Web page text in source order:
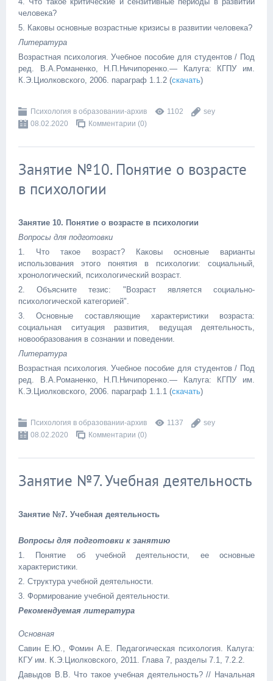
человека?
5. Каковы основные возрастные кризисы в развитии человека?
Литература
Возрастная психология. Учебное пособие для студентов / Под
ред. В.А.Романенко, Н.П.Ничипоренко.— Калуга: КГПУ им.
К.Э.Циолковского, 2006. параграф 1.1.2 (скачать)
Психология в образовании-архив 1102
sey
08.02.2020
Комментарии (0)
Занятие №10. Понятие о возрасте
в психологии
Занятие 10. Понятие о возрасте в психологии
Вопросы для подготовки
1. Что такое возраст? Каковы основные варианты
использования этого понятия в психологии: социальный,
хронологический, психологический возраст.
2. Объясните тезис: "Возраст является социально-
психологической категорией".
3. Основные составляющие характеристики возраста:
социальная ситуация развития, ведущая деятельность,
новообразования в сознании и поведении.
Литература
Возрастная психология. Учебное пособие для студентов / Под
ред. В.А.Романенко, Н.П.Ничипоренко.— Калуга: КГПУ им.
К.Э.Циолковского, 2006. параграф 1.1.1 (скачать)
Психология в образовании-архив 1137
sey
08.02.2020
Комментарии (0)
Занятие №7. Учебная деятельность
Занятие №7. Учебная деятельность
Вопросы для подготовки к занятию
1. Понятие об учебной деятельности, ее основные
характеристики.
2. Структура учебной деятельности.
3. Формирование учебной деятельности.
Рекомендуемая литература
Основная
Савин Е.Ю., Фомин А.Е. Педагогическая психология. Калуга:
КГУ им. К.Э.Циолковского, 2011. Глава 7, разделы 7.1, 7.2.2.
Давыдов В.В. Что такое учебная деятельность? // Начальная